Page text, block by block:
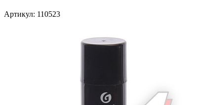
Артикул: 110523